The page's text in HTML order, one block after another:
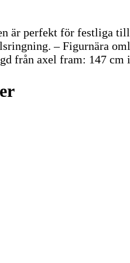
är perfekt för festliga
– Figurnära
från axel fram: 147 cm